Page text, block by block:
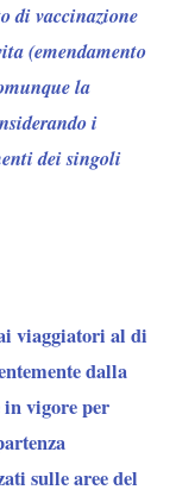
di vaccinazione
(emendamento
la
i
dei singoli
viaggiatori al di
dalla
in vigore per
sulle aree del